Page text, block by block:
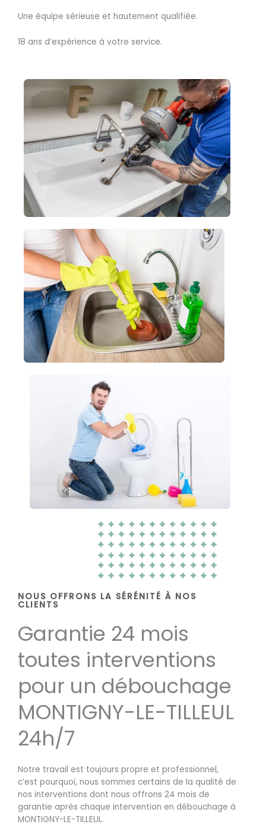
Une équipe sérieuse et hautement qualifiée.
18 ans d’expérience à votre service.
NOUS OFFRONS LA SÉRÉNITÉ À NOS
CLIENTS
Garantie 24 mois
toutes interventions
pour un débouchage
MONTIGNY-LE-TILLEUL
24h/7
Notre travail est toujours propre et professionnel,
c’est pourquoi, nous sommes certains de la qualité de
nos interventions dont nous offrons 24 mois de
garantie après chaque intervention en débouchage à
MONTIGNY-LE-TILLEUL.